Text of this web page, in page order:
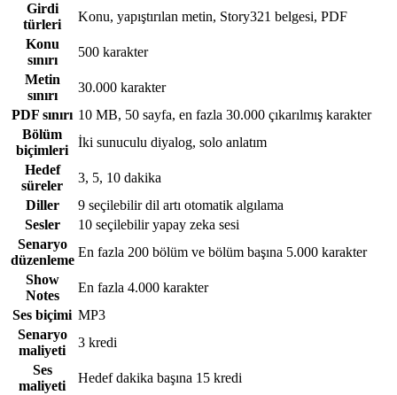
Girdi
türleri
Konu, yapıştırılan metin, Story321 belgesi, PDF
Konu
sınırı
500 karakter
Metin
sınırı
30.000 karakter
PDF sınırı 10 MB, 50 sayfa, en fazla 30.000 çıkarılmış karakter
Bölüm
biçimleri
İki sunuculu diyalog, solo anlatım
Hedef
süreler
3, 5, 10 dakika
Diller
9 seçilebilir dil artı otomatik algılama
Sesler
10 seçilebilir yapay zeka sesi
Senaryo
düzenleme
En fazla 200 bölüm ve bölüm başına 5.000 karakter
Show
Notes
En fazla 4.000 karakter
Ses biçimi MP3
Senaryo
maliyeti
3 kredi
Ses
maliyeti
Hedef dakika başına 15 kredi